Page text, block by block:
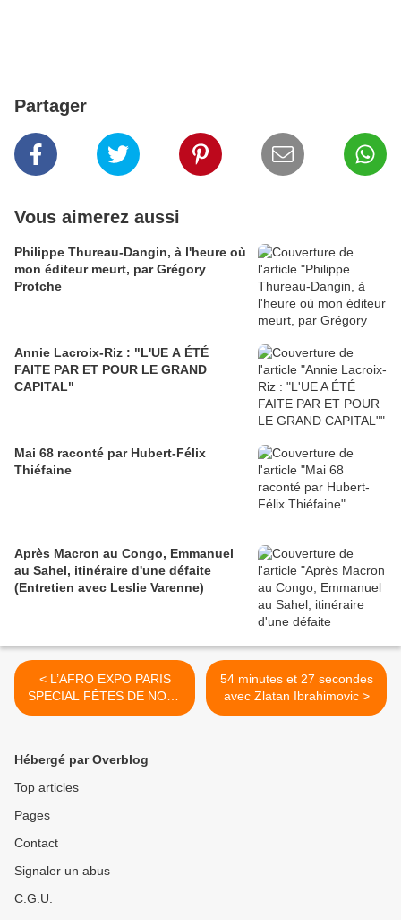
Partager
Vous aimerez aussi
Philippe Thureau-Dangin, à l'heure où
mon éditeur meurt, par Grégory
Protche
Annie Lacroix-Riz : "L'UE A ÉTÉ
FAITE PAR ET POUR LE GRAND
CAPITAL"
Mai 68 raconté par Hubert-Félix
Thiéfaine
Après Macron au Congo, Emmanuel
au Sahel, itinéraire d'une défaite
(Entretien avec Leslie Varenne)
< L’AFRO EXPO PARIS
SPECIAL FÊTES DE NOËL
LES 21, 22 & 23
54 minutes et 27 secondes
avec Zlatan Ibrahimovic >
Hébergé par Overblog
Top articles
Pages
Contact
Signaler un abus
C.G.U.